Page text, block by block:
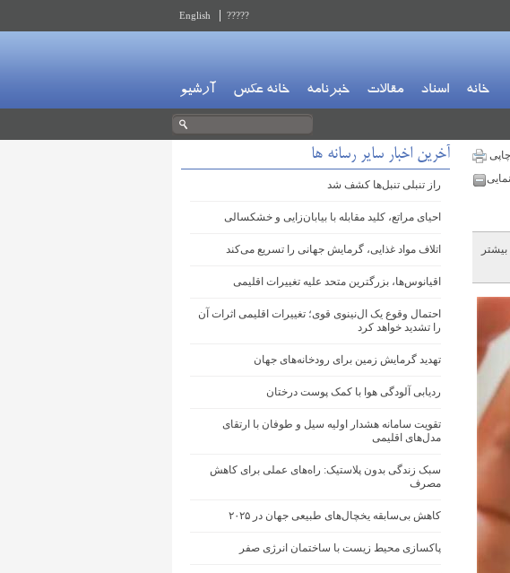
?????
English
خانه اسناد مقالات خبرنامه خانه عکس آرشیو
آخرین اخبار سایر رسانه ها
راز تنبلی تنبل‌ها کشف شد
احیای مراتع، کلید مقابله با بیابان‌زایی و خشکسالی
اتلاف مواد غذایی، گرمایش جهانی را تسریع می‌کند
اقیانوس‌ها، بزرگترین متحد علیه تغییرات اقلیمی
احتمال وقوع یک ال‌نینوی قوی؛ تغییرات اقلیمی اثرات آن
را تشدید خواهد کرد
تهدید گرمایش زمین برای رودخانه‌های جهان
ردیابی آلودگی هوا با کمک پوست درختان
تقویت سامانه هشدار اولیه سیل و طوفان با ارتقای
مدل‌های اقلیمی
سبک زندگی بدون پلاستیک: راه‌های عملی برای کاهش
مصرف
کاهش بی‌سابقه‌ یخچال‌های طبیعی جهان در ۲۰۲۵
پاکسازی محیط زیست با ساختمان انرژی صفر